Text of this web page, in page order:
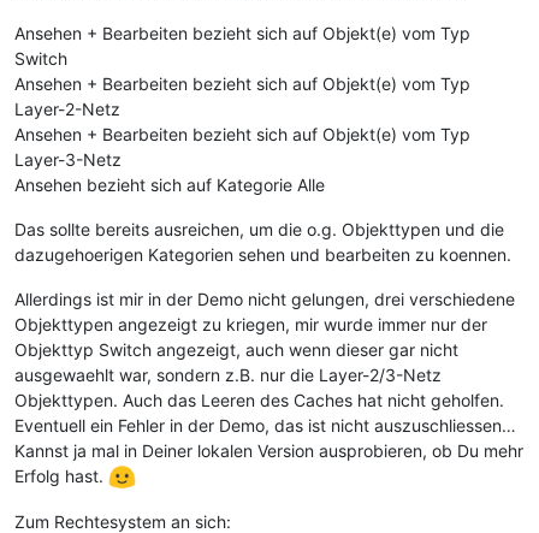
Ansehen + Bearbeiten bezieht sich auf Objekt(e) vom Typ
Switch
Ansehen + Bearbeiten bezieht sich auf Objekt(e) vom Typ
Layer-2-Netz
Ansehen + Bearbeiten bezieht sich auf Objekt(e) vom Typ
Layer-3-Netz
Ansehen bezieht sich auf Kategorie Alle
Das sollte bereits ausreichen, um die o.g. Objekttypen und die
dazugehoerigen Kategorien sehen und bearbeiten zu koennen.
Allerdings ist mir in der Demo nicht gelungen, drei verschiedene
Objekttypen angezeigt zu kriegen, mir wurde immer nur der
Objekttyp Switch angezeigt, auch wenn dieser gar nicht
ausgewaehlt war, sondern z.B. nur die Layer-2/3-Netz
Objekttypen. Auch das Leeren des Caches hat nicht geholfen.
Eventuell ein Fehler in der Demo, das ist nicht auszuschliessen…
Kannst ja mal in Deiner lokalen Version ausprobieren, ob Du mehr
Erfolg hast.
Zum Rechtesystem an sich: